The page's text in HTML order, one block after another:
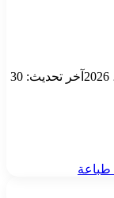
آخر تحديث: 30
طباعة